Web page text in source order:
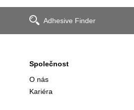
Adhesive Finder
Společnost
O nás
Kariéra